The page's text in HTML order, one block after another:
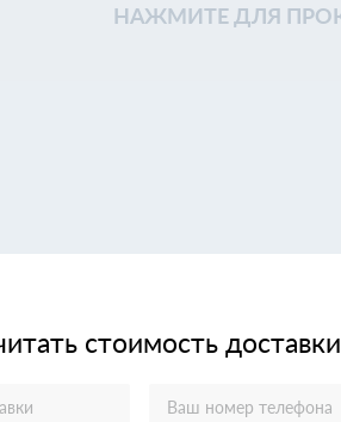
НАЖМИТЕ ДЛЯ
стоимость